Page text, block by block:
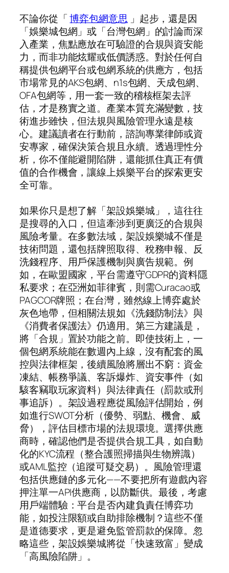
不論你從「博弈包網意思 」起步，還是因
「娛樂城包網」或「台灣包網」的討論而深
入產業，焦點應放在可驗證的合規與資安能
力，而非功能炫耀或低價誘惑。對於任何自
稱提供包網平台或包網系統的供應方，包括
市場常見的AKS包網、n1s包網、天成包網、
OFA包網等，用一套一致的稽核框架去評
估，才是務實之道。產業本質充滿變數，技
術進步雖快，但法規與風險管理永遠是核
心。建議讀者在行動前，諮詢專業律師或資
安專家，確保決策合規且永續。透過理性分
析，你不僅能避開陷阱，還能抓住真正有價
值的合作機會，讓線上娛樂平台的探索更安
全可靠。
如果你只是想了解「架設娛樂城」，這往往
是搜尋的入口，但這牽涉到更廣泛的合規與
風險考量。在多數法域，架設娛樂城不僅是
技術問題，還包括牌照取得、稅務申報、反
洗錢程序、用戶保護機制與廣告規範。例
如，在歐盟國家，平台需遵守GDPR的資料隱
私要求；在亞洲如菲律賓，則需Curacao或
PAGCOR牌照；在台灣，雖然線上博弈處於
灰色地帶，但相關法規如《洗錢防制法》與
《消費者保護法》仍適用。第三方建議是，
將「合規」置於功能之前。即使技術上，一
個包網系統能在數週內上線，沒有配套的風
控與法律框架，後續風險將層出不窮：資金
凍結、帳務爭議、客訴爆炸、資安事件（如
駭客竊取玩家資料）與法律責任（罰款或刑
事追訴）。架設過程應從風險評估開始，例
如進行SWOT分析（優勢、弱點、機會、威
脅），評估目標市場的法規環境。選擇供應
商時，確認他們是否提供合規工具，如自動
化的KYC流程（整合護照掃描與生物辨識）
或AML監控（追蹤可疑交易）。風險管理還
包括供應鏈的多元化——不要把所有遊戲內容
押注單一API供應商，以防斷供。最後，考慮
用戶端體驗：平台是否內建負責任博弈功
能，如投注限額或自助排除機制？這些不僅
是道德要求，更是避免監管罰款的保障。忽
略這些，架設娛樂城將從「快速致富」變成
「高風險陷阱」。